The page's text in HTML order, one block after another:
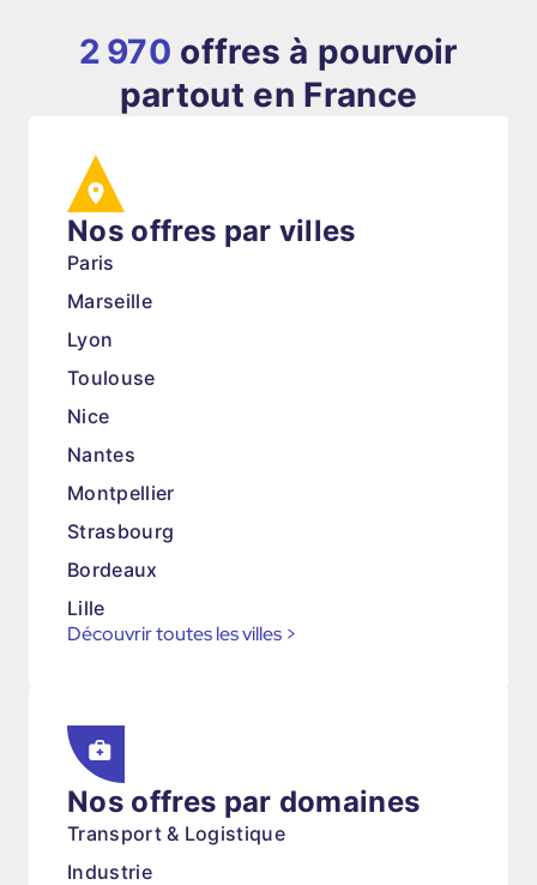
2 970 offres à pourvoir
partout en France
Nos offres par villes
Paris
Marseille
Lyon
Toulouse
Nice
Nantes
Montpellier
Strasbourg
Bordeaux
Lille
Découvrir toutes les villes >
Nos offres par domaines
Transport & Logistique
Industrie